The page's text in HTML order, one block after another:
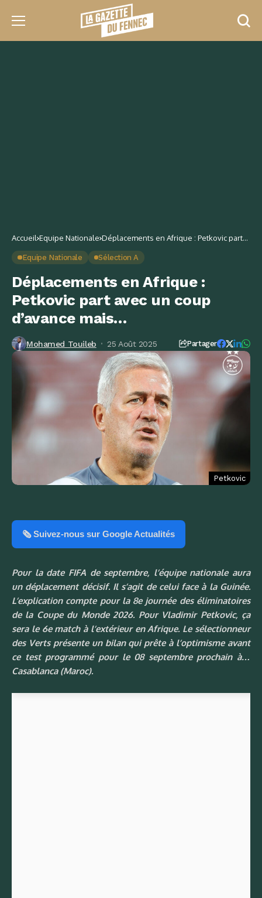
Accueil Equipe Nationale Déplacements en Afrique : Petkovic part
Equipe Nationale Sélection A
Déplacements en Afrique :
Petkovic part avec un coup
d’avance mais…
Mohamed Touileb 25 Août 2025 Partager
Petkovic
🗞️ Suivez-nous sur Google Actualités
Pour la date FIFA de septembre, l’équipe nationale aura
un déplacement décisif. Il s’agit de celui face à la Guinée.
L’explication compte pour la 8e journée des éliminatoires
de la Coupe du Monde 2026. Pour Vladimir Petkovic, ça
sera le 6e match à l’extérieur en Afrique. Le sélectionneur
des Verts présente un bilan qui prête à l’optimisme avant
ce test programmé pour le 08 septembre prochain à…
Casablanca (Maroc).